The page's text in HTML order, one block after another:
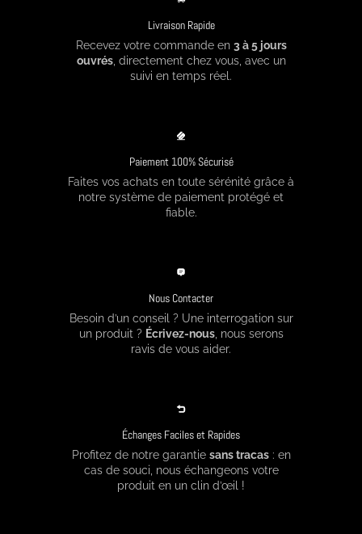
Livraison Rapide
Recevez votre commande en 3 à 5 jours
ouvrés, directement chez vous, avec un
suivi en temps réel.
Paiement 100% Sécurisé
Faites vos achats en toute sérénité grâce à
notre système de paiement protégé et
fiable.
Nous Contacter
Besoin d’un conseil ? Une interrogation sur
un produit ? Écrivez-nous, nous serons
ravis de vous aider.
Échanges Faciles et Rapides
Profitez de notre garantie sans tracas: en
cas de souci, nous échangeons votre
produit en un clin d’œil !